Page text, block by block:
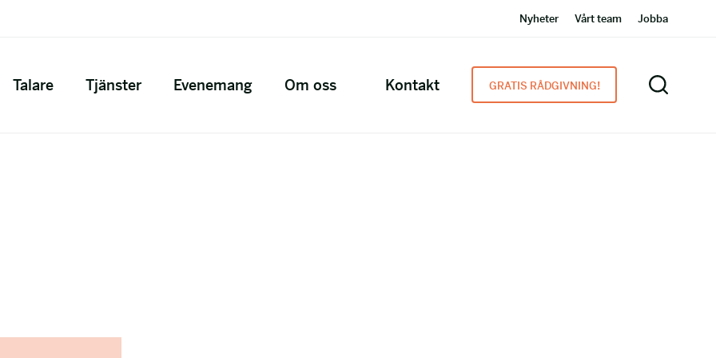
Nyheter Vårt team Jobba
Talare Tjänster Evenemang Om oss Kontakt GRATIS RÅDGIVNING!